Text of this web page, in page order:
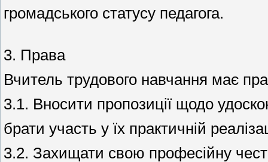
громадського статусу педагога.
3. Права
Вчитель трудового навчання має
3.1. Вносити пропозиції щодо
брати участь у їх практичній
3.2. Захищати свою професійну честь